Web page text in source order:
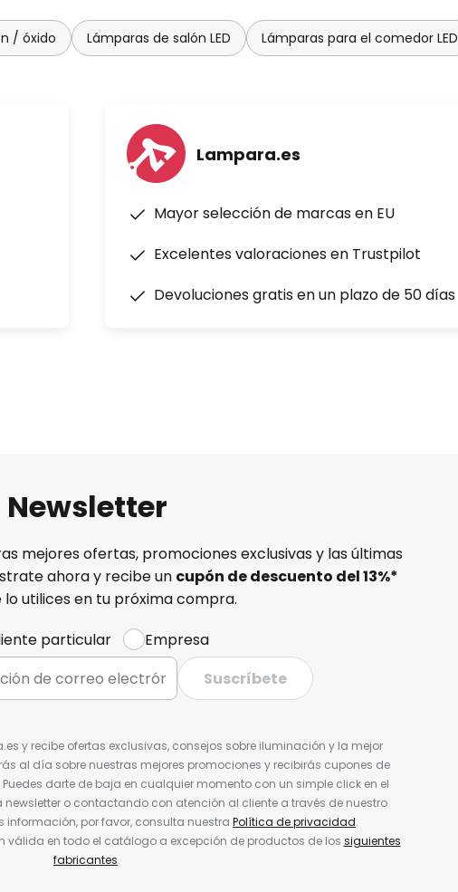
/ óxido Lámparas de salón LED Lámparas para el comedor LED
Lampara.es
Mayor selección de marcas en EU
Excelentes valoraciones en Trustpilot
Devoluciones gratis en un plazo de 50 días
Newsletter
mejores ofertas, promociones exclusivas y las últimas
ahora y recibe un cupón de descuento del13%*
lo utilices en tu próxima compra.
particular
Empresa
Suscríbete
y recibe ofertas exclusivas, consejos sobre iluminación y la mejor
al día sobre nuestras mejores promociones y recibirás cupones de
darte de baja en cualquier momento con un simple click en el
o contactando con atención al cliente a través de nuestro
información, por favor, consulta nuestra Política de privacidad.
válida en todo el catálogo a excepción de productos de los siguientes
fabricantes.